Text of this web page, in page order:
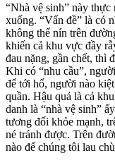
“Nhà vệ sinh” này
xuống. “Vấn đề” là có
không thể nín trên
khiến cả khu vực đầy
đau nặng, gần chết, thì
Khi có “nhu cầu”,
để tới hố, người nào
quần. Hậu quả là cả
danh là “nhà vệ sinh”
tương đối khỏe mạnh,
né tránh được. Trên
nào để chúng tôi lau